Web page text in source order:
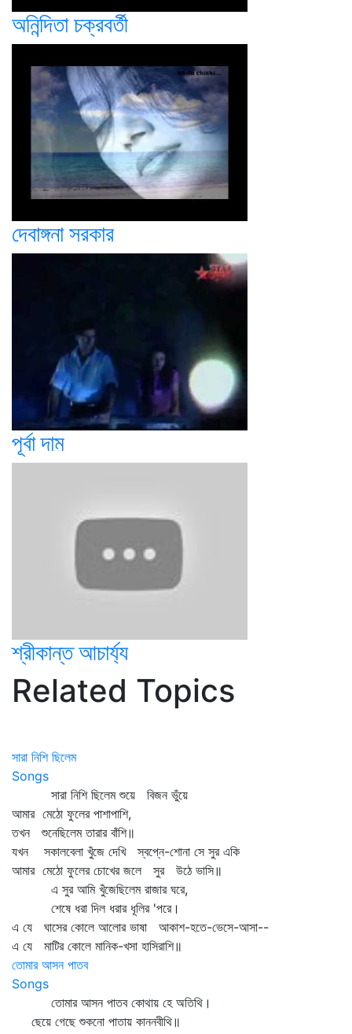
অনিন্দিতা চক্রবর্তী
দেবাঙ্গনা সরকার
পূর্বা দাম
শ্রীকান্ত আচার্য্য
Related Topics
সারা নিশি ছিলেম
Songs
সারা নিশি ছিলেম শুয়ে বিজন ভুঁয়ে
আমার মেঠো ফুলের পাশাপাশি,
তখন শুনেছিলেম তারার বাঁশি॥
যখন সকালবেলা খুঁজে দেখি স্বপ্নে-শোনা সে সুর একি
আমার মেঠো ফুলের চোখের জলে সুর উঠে ভাসি॥
এ সুর আমি খুঁজেছিলেম রাজার ঘরে,
শেষে ধরা দিল ধরার ধূলির 'পরে।
এ যে ঘাসের কোলে আলোর ভাষা আকাশ-হতে-ভেসে-আসা--
এ যে মাটির কোলে মানিক-খসা হাসিরাশি॥
তোমার আসন পাতব
Songs
তোমার আসন পাতব কোথায় হে অতিথি।
ছেয়ে গেছে শুকনো পাতায় কাননবীথি॥